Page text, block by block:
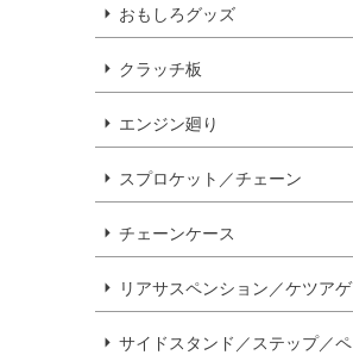
おもしろグッズ
クラッチ板
エンジン廻り
スプロケット／チェーン
チェーンケース
リアサスペンション／ケツアゲ
サイドスタンド／ステップ／ペ